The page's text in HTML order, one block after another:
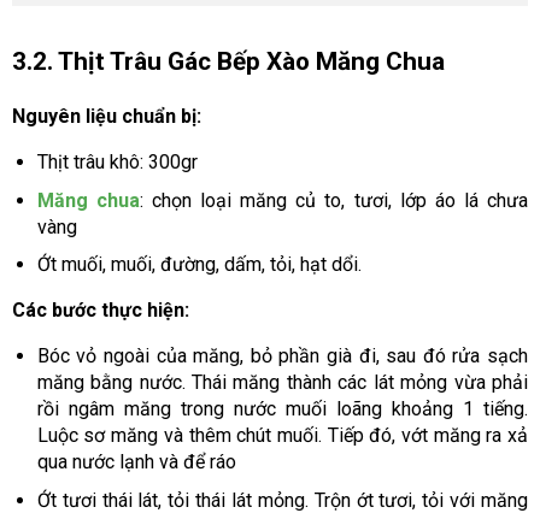
3.2. Thịt Trâu Gác Bếp Xào Măng Chua
Nguyên liệu chuẩn bị:
Thịt trâu khô: 300gr
Măng chua: chọn loại măng củ to, tươi, lớp áo lá chưa
vàng
Ớt muối, muối, đường, dấm, tỏi, hạt dổi.
Các bước thực hiện:
Bóc vỏ ngoài của măng, bỏ phần già đi, sau đó rửa sạch
măng bằng nước. Thái măng thành các lát mỏng vừa phải
rồi ngâm măng trong nước muối loãng khoảng 1 tiếng.
Luộc sơ măng và thêm chút muối. Tiếp đó, vớt măng ra xả
qua nước lạnh và để ráo
Ớt tươi thái lát, tỏi thái lát mỏng. Trộn ớt tươi, tỏi với măng